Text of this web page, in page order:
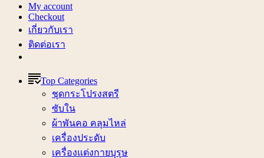
My account
Checkout
เกี่ยวกับเรา
ติดต่อเรา
Top Categories
ชุดกระโปรงสตรี
ซับใน
ผ้าพันคอ คลุมไหล่
เครื่องประดับ
เครื่องแต่งกายบุรุษ